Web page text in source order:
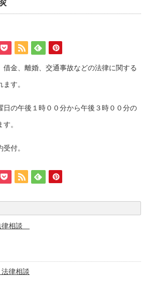
借金、離婚、交通事故などの法律に関する
す。
日の午後１時００分から午後３時００分の
。
付。
相談
律相談